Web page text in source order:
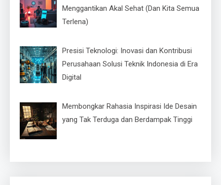
Menggantikan Akal Sehat (Dan Kita Semua
Terlena)
Presisi Teknologi: Inovasi dan Kontribusi
Perusahaan Solusi Teknik Indonesia di Era
Digital
Membongkar Rahasia Inspirasi Ide Desain
yang Tak Terduga dan Berdampak Tinggi